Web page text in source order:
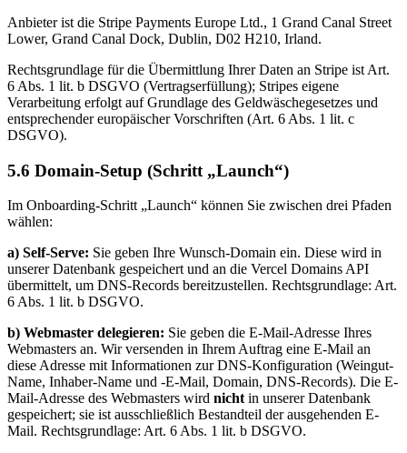
Anbieter ist die Stripe Payments Europe Ltd., 1 Grand Canal Street
Lower, Grand Canal Dock, Dublin, D02 H210, Irland.
Rechtsgrundlage für die Übermittlung Ihrer Daten an Stripe ist Art.
6 Abs. 1 lit. b DSGVO (Vertragserfüllung); Stripes eigene
Verarbeitung erfolgt auf Grundlage des Geldwäschegesetzes und
entsprechender europäischer Vorschriften (Art. 6 Abs. 1 lit. c
DSGVO).
5.6 Domain-Setup (Schritt „Launch“)
Im Onboarding-Schritt „Launch“ können Sie zwischen drei Pfaden
wählen:
a) Self-Serve: Sie geben Ihre Wunsch-Domain ein. Diese wird in
unserer Datenbank gespeichert und an die Vercel Domains API
übermittelt, um DNS-Records bereitzustellen. Rechtsgrundlage: Art.
6 Abs. 1 lit. b DSGVO.
b) Webmaster delegieren: Sie geben die E-Mail-Adresse Ihres
Webmasters an. Wir versenden in Ihrem Auftrag eine E-Mail an
diese Adresse mit Informationen zur DNS-Konfiguration (Weingut-
Name, Inhaber-Name und -E-Mail, Domain, DNS-Records). Die E-
Mail-Adresse des Webmasters wird nicht in unserer Datenbank
gespeichert; sie ist ausschließlich Bestandteil der ausgehenden E-
Mail. Rechtsgrundlage: Art. 6 Abs. 1 lit. b DSGVO.